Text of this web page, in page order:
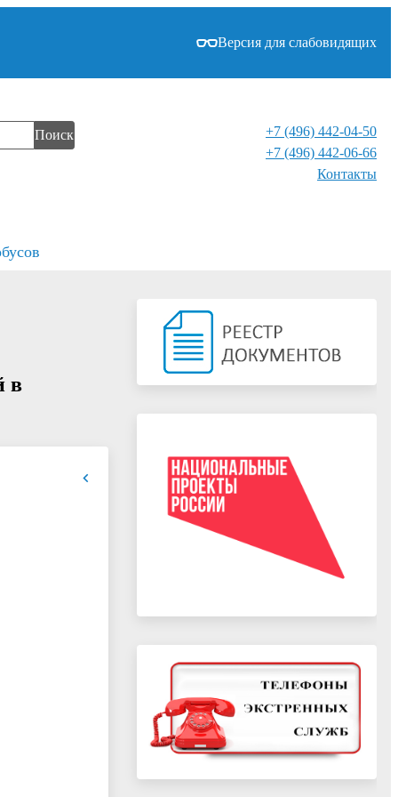
Версия для слабовидящих
Поиск
+7 (496) 442-04-50
+7 (496) 442-06-66
Контакты⁠
в